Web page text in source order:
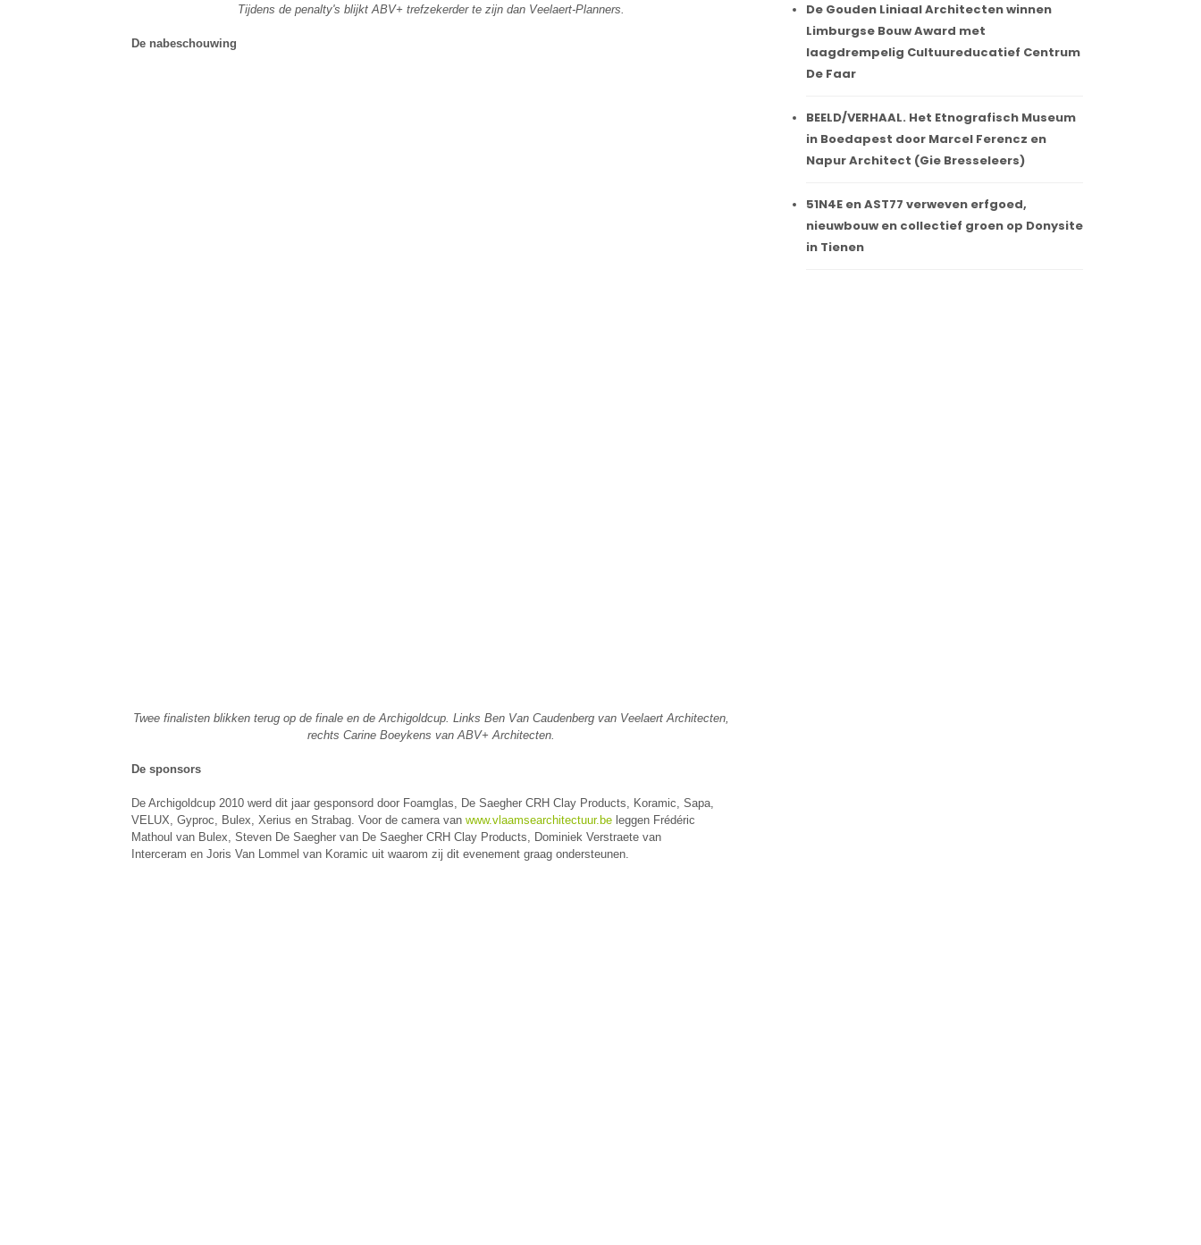
Tijdens de penalty's blijkt ABV+ trefzekerder te zijn dan Veelaert-Planners.
De nabeschouwing
Twee finalisten blikken terug op de finale en de Archigoldcup. Links Ben Van Caudenberg van Veelaert Architecten,
rechts Carine Boeykens van ABV+ Architecten.
De sponsors
De Archigoldcup 2010 werd dit jaar gesponsord door Foamglas, De Saegher CRH Clay Products, Koramic, Sapa,
VELUX, Gyproc, Bulex, Xerius en Strabag. Voor de camera van www.vlaamsearchitectuur.be leggen Frédéric
Mathoul van Bulex, Steven De Saegher van De Saegher CRH Clay Products, Dominiek Verstraete van
Interceram en Joris Van Lommel van Koramic uit waarom zij dit evenement graag ondersteunen.
De Gouden Liniaal Architecten winnen
Limburgse Bouw Award met
laagdrempelig Cultuureducatief Centrum
De Faar
BEELD/VERHAAL. Het Etnografisch Museum
in Boedapest door Marcel Ferencz en
Napur Architect (Gie Bresseleers)
51N4E en AST77 verweven erfgoed,
nieuwbouw en collectief groen op Donysite
in Tienen